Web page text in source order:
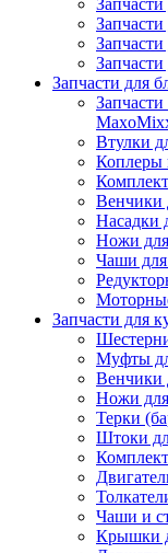
Запчасти
Запчасти
Запчасти для
Втулки
Коплеры
Венчики
Насадки
Ножи для
Чаши для
Запчасти для
Муфты
Венчики
Ножи
Терки
Штоки
Чаши и
Крышки